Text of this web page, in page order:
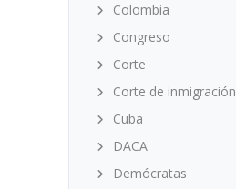
Colombia
Congreso
Corte
Corte de inmigración
Cuba
DACA
Demócratas